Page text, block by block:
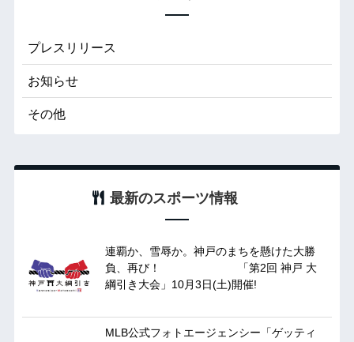
プレスリリース
お知らせ
その他
最新のスポーツ情報
連覇か、雪辱か。神戸のまちを懸けた大勝
負、再び！ 「第2回 神戸 大
綱引き大会」10月3日(土)開催!
MLB公式フォトエージェンシー「ゲッティ